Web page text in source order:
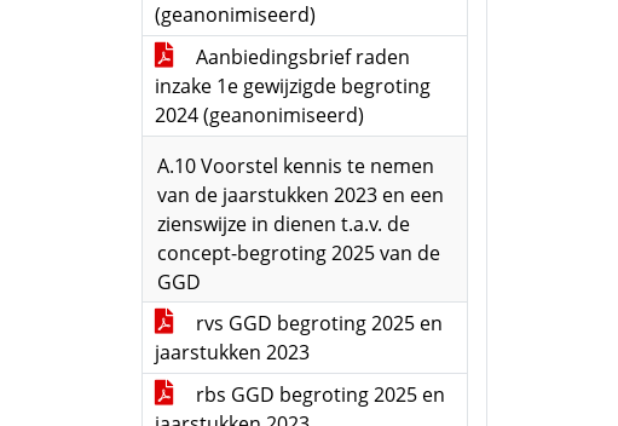
(geanonimiseerd)
Aanbiedingsbrief raden
inzake 1e gewijzigde begroting
2024 (geanonimiseerd)
A.10 Voorstel kennis te nemen
van de jaarstukken 2023 en een
zienswijze in dienen t.a.v. de
concept-begroting 2025 van de
GGD
rvs GGD begroting 2025 en
jaarstukken 2023
rbs GGD begroting 2025 en